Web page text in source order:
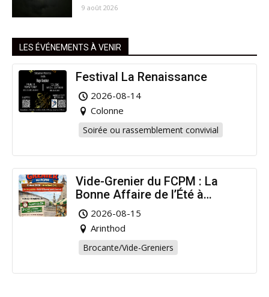
9 août 2026
LES ÉVÉNEMENTS À VENIR
Festival La Renaissance
2026-08-14
Colonne
Soirée ou rassemblement convivial
Vide-Grenier du FCPM : La
Bonne Affaire de l’Été à
Arinthod !
2026-08-15
Arinthod
Brocante/Vide-Greniers